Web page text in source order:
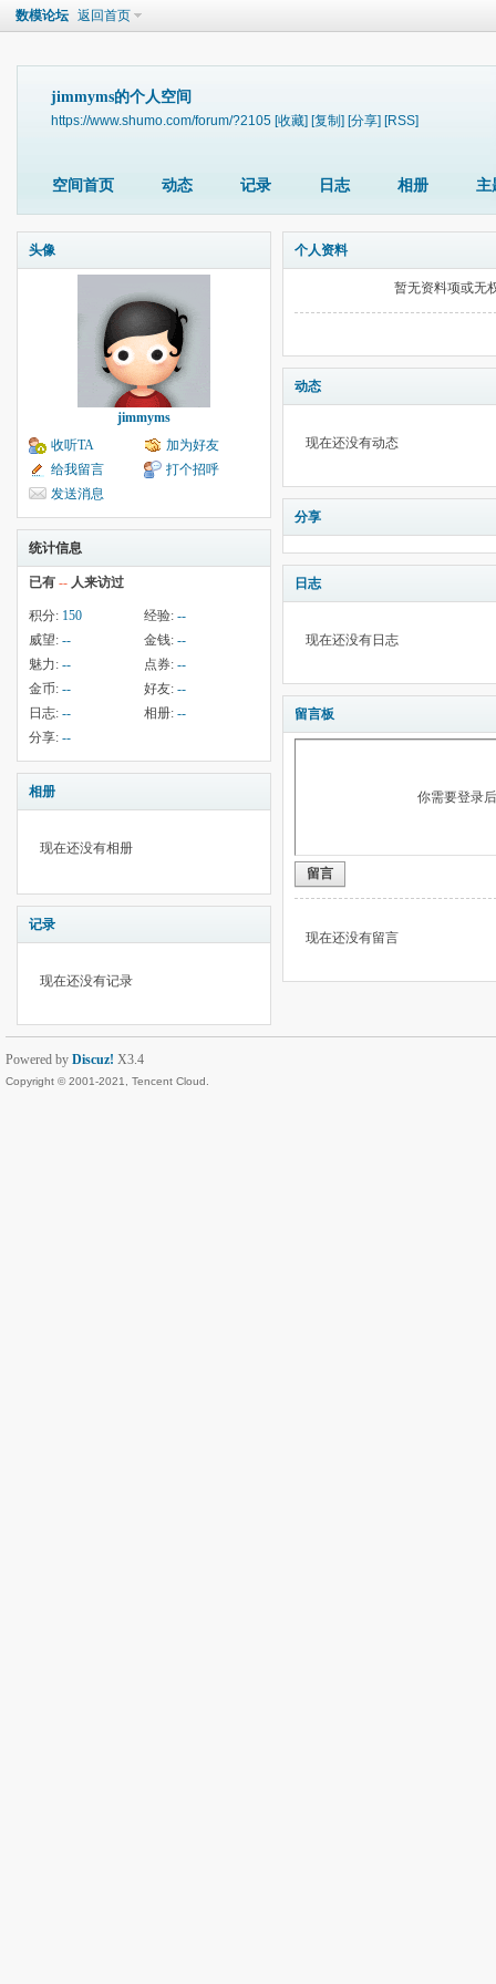
数模论坛 返回首页
jimmyms的个人空间
https://www.shumo.com/forum/?2105 [收藏] [复制] [分享] [RSS]
空间首页 动态 记录 日志 相册 主
头像
jimmyms
收听TA
加为好友
给我留言
打个招呼
发送消息
统计信息
已有 -- 人来访过
积分: 150 经验: --
威望: -- 金钱: --
魅力: -- 点券: --
金币: -- 好友: --
日志: -- 相册: --
分享: --
相册
现在还没有相册
记录
现在还没有记录
个人资料
暂无资料项或无
动态
现在还没有动态
分享
日志
现在还没有日志
留言板
你需要登录
留言
现在还没有留言
Powered by Discuz! X3.4
Copyright © 2001-2021, Tencent Cloud.